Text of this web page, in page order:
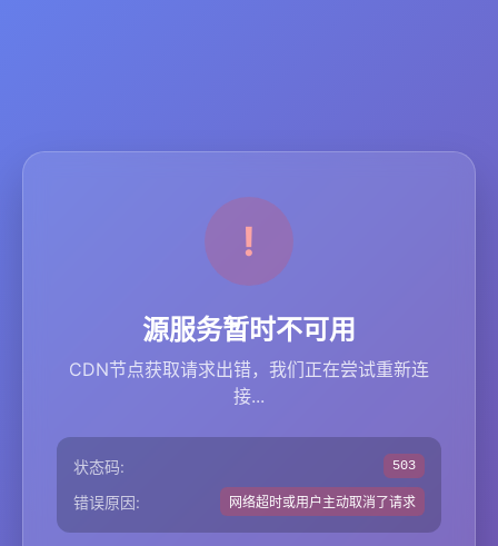
源服务暂时不可用
CDN节点获取请求出错，我们正在尝试重新连
接...
状态码: 503
错误原因: 网络超时或用户主动取消了请求